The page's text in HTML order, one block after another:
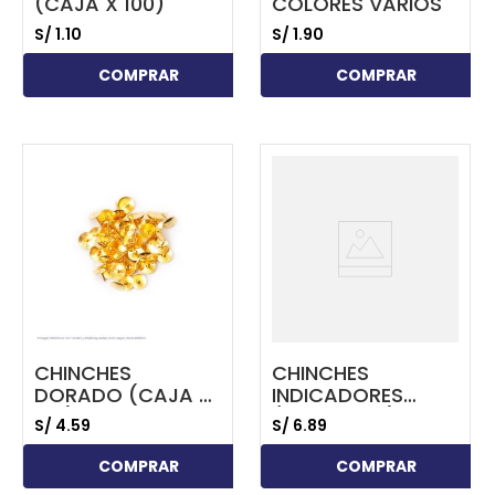
S/ 1.10
COMPRAR
S/ 1.90
COMPRAR
CHINCHES
DORADO (CAJA X
100)
S/ 4.59
COMPRAR
CHINCHES
INDICADORES
(CAJA X 50)
S/ 6.89
COMPRAR